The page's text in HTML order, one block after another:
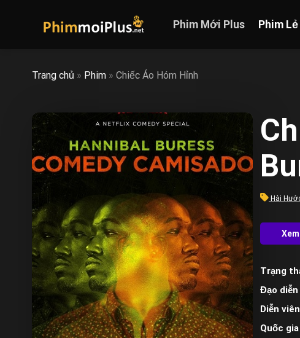
Phim Mới Plus Phim Lẻ
Trang chủ » Phim » Chiếc Áo Hóm Hỉnh
Hài
Trạng
Đạo diễn
Diễn
Quốc gia